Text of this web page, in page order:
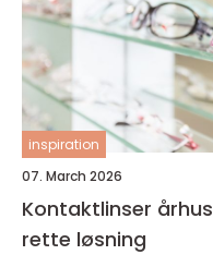
inspiration
07. March 2026
Kontaktlinser århus sådan finder du den
rette løsning